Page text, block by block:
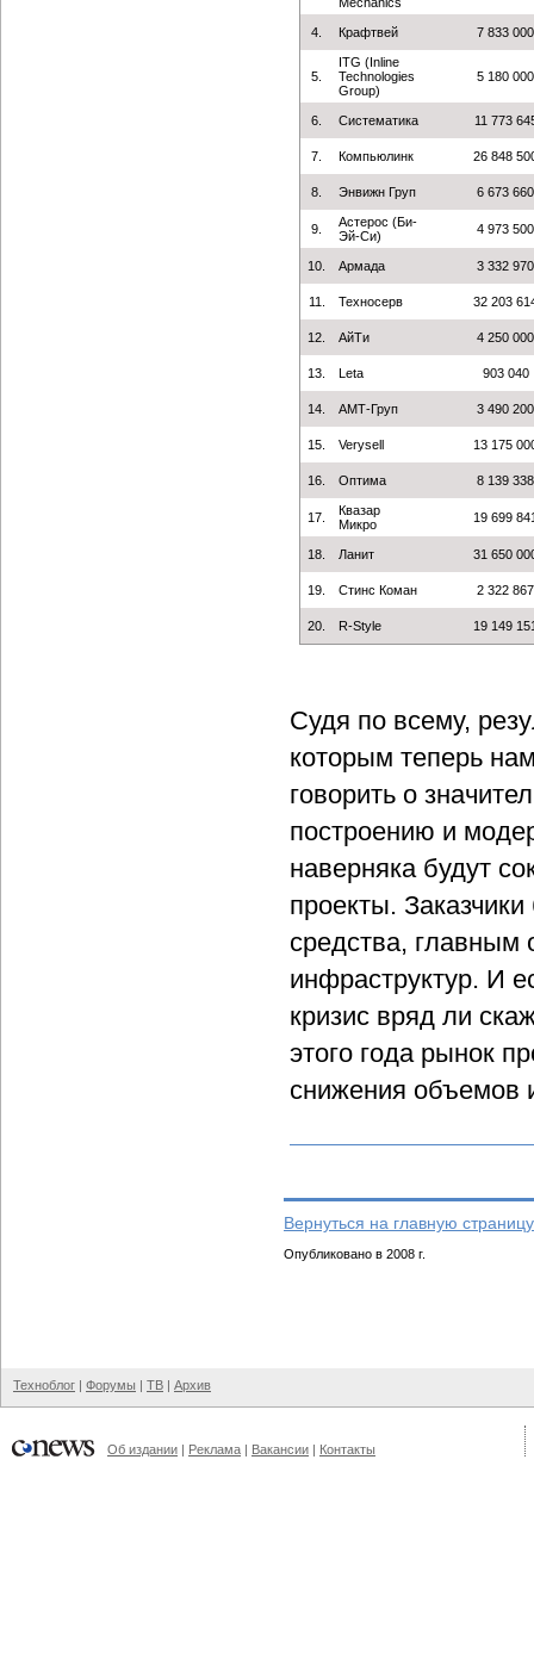
4. Крафтвей 7 833 000
5.
ITG (Inline
Technologies
Group)
5 180 000
6. Систематика 11 773
7. Компьюлинк 26 848
8. Энвижн Груп 6 673 660
9.
Астерос (Би-
Эй-Си)
4 973 500
10. Армада 3 332 970
11. Техносерв 32 203
12. АйТи 4 250 000
13. Leta 903 040
14. АМТ-Груп 3 490 200
15. Verysell 13 175
16. Оптима 8 139 338
17.
Квазар
Микро
19 699
18. Ланит 31 650
19. Стинс Коман 2 322 867
20. R-Style 19 149
Судя по всему,
которым теперь
говорить о
построению и
наверняка будут
проекты.
средства,
инфраструктур. И
кризис вряд ли
этого года рынок
снижения объемов
Вернуться на главную
Опубликовано в 2008 г.
Техноблог | Форумы | ТВ | Архив
Об издании | Реклама | Вакансии | Контакты